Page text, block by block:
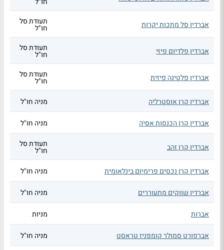
אברדין סל מתכות יקרות תעודת סל
חו"ל
אברדין פלדיום פיזי תעודת סל
חו"ל
אברדין פלטינה פיזית תעודת סל
חו"ל
אברדין קרן אוסטרליה
מניה חו"ל
אברדין קרן הכנסות אסיה מניה חו"ל
אברדין קרן זהב תעודת סל
חו"ל
אברדין קרן נכסים פרימיום בינלאומית
מניה חו"ל
אברדין שווקים מתעוררים מניה חו"ל
אברות מניות
אברפורט סמולר קומפניז טראסט מניה חו"ל